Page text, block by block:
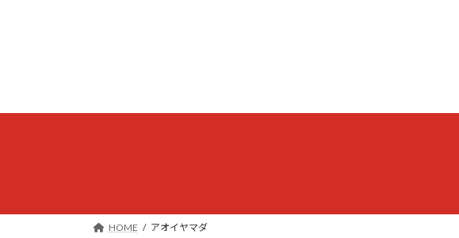
HOME アオイヤマダ